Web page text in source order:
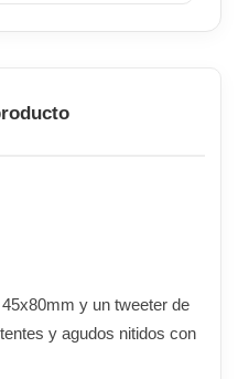
y un tweeter de
y agudos nitidos con